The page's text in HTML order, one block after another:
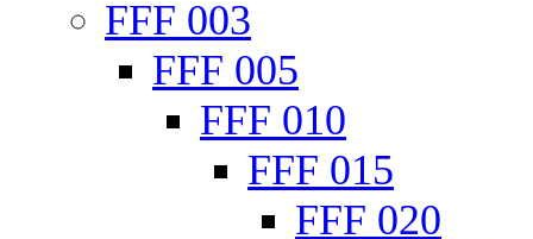
FFF 003
FFF 005
FFF 010
FFF 015
FFF 020